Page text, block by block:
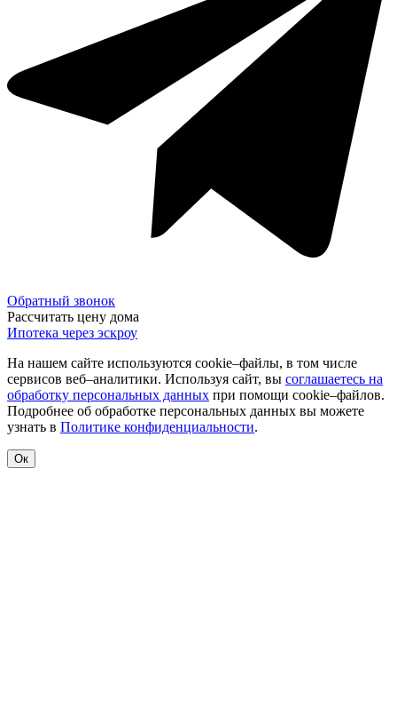
Обратный звонок
Рассчитать цену дома
Ипотека через эскроу
На нашем сайте используются cookie–файлы, в том числе
сервисов веб–аналитики. Используя сайт, вы соглашаетесь на
обработку персональных данных при помощи cookie–файлов.
Подробнее об обработке персональных данных вы можете
узнать в Политике конфиденциальности.
Ок